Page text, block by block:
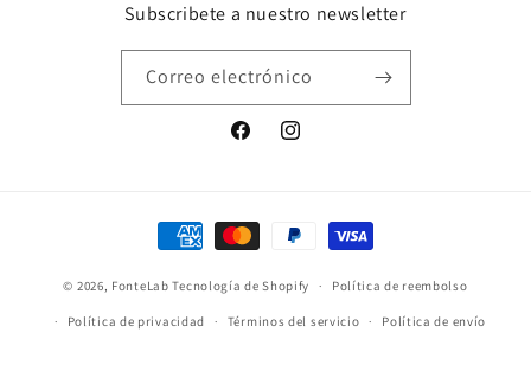
Subscribete a nuestro newsletter
Correo electrónico
FacebookInstagram
Formas
de
pago
© 2026, FonteLab Tecnología de Shopify Política de reembolso
Política de privacidad Términos del servicio Política de envío